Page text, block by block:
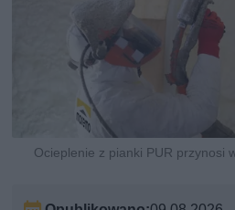
Ocieplenie z pianki PUR przynosi